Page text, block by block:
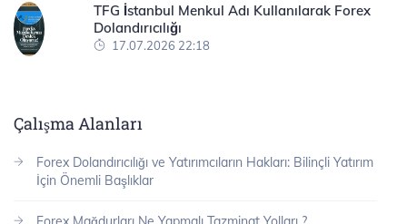
TFG İstanbul Menkul Adı Kullanılarak Forex
Dolandırıcılığı
17.07.2026 22:18
Çalışma Alanları
Forex Dolandırıcılığı ve Yatırımcıların Hakları: Bilinçli Yatırım
İçin Önemli Başlıklar